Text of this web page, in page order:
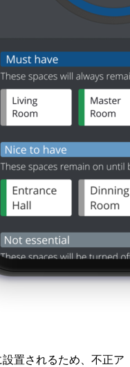
置されるため、不正ア